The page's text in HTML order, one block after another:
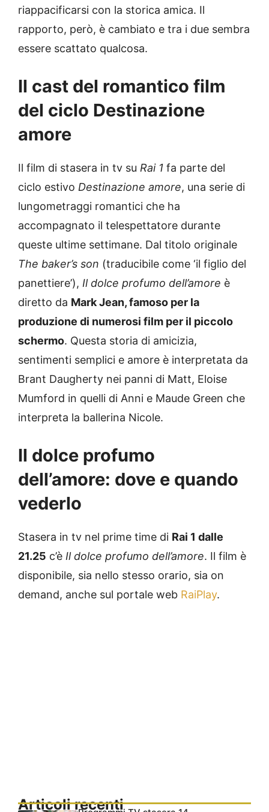
riappacificarsi con la storica amica. Il
rapporto, però, è cambiato e tra i due sembra
essere scattato qualcosa.
Il cast del romantico film
del ciclo Destinazione
amore
Il film di stasera in tv su Rai 1 fa parte del
ciclo estivo Destinazione amore, una serie di
lungometraggi romantici che ha
accompagnato il telespettatore durante
queste ultime settimane. Dal titolo originale
The baker’s son (traducibile come ‘il figlio del
panettiere’), Il dolce profumo dell’amore è
diretto da Mark Jean, famoso per la
produzione di numerosi film per il piccolo
schermo. Questa storia di amicizia,
sentimenti semplici e amore è interpretata da
Brant Daugherty nei panni di Matt, Eloise
Mumford in quelli di Anni e Maude Green che
interpreta la ballerina Nicole.
Il dolce profumo
dell’amore: dove e quando
vederlo
Stasera in tv nel prime time di Rai 1 dalle
21.25 c’è Il dolce profumo dell’amore. Il film è
disponibile, sia nello stesso orario, sia on
demand, anche sul portale web RaiPlay.
Articoli recenti